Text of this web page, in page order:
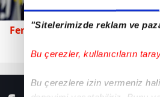
"Sitelerimizde reklam ve
Bu çerezler, kullanıcıların
Bu çerezlere izin vermeniz
Fenerbahçe 14 Nisan